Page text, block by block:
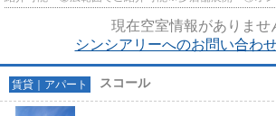
現在空室情報がありませ
シンシアリーへのお問い合わ
賃貸｜アパート スコール